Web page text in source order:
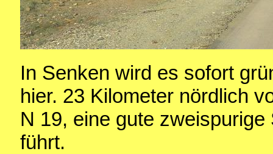
In Senken wird es sofort
hier. 23 Kilometer nördlich
N 19, eine gute
führt.